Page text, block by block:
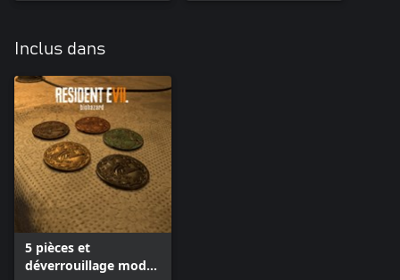
Inclus dans
5 pièces et
déverrouillage mode